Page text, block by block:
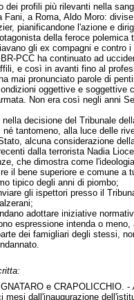
dei profili più rilevanti nella
a Roma, Aldo Moro:
pianificandone l'azione e
della feroce
gli ex compagni e contro
PCC ha continuato ad
e così in avanti fino al
mai pronunciato parole di
oggettive e soggettive
Non era così negli anni
decisione del Tribunale
tantomeno, alla luce delle
alcuna considerazione
dalla terrorista Nadia
che dimostra come
il bene superiore e comune
tipico degli anni di piombo;
gli ispettori presso il
adottare iniziative
espressione intenda o
dei famigliari degli stessi,
e CRAPOLICCHIO. -
mesi dall'inaugurazione